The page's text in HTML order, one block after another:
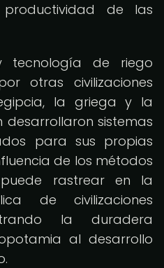
de las
tecnología de riego
otras civilizaciones
la griega y la
sistemas
para sus propias
de los métodos
rastrear en la
de civilizaciones
la duradera
al desarrollo